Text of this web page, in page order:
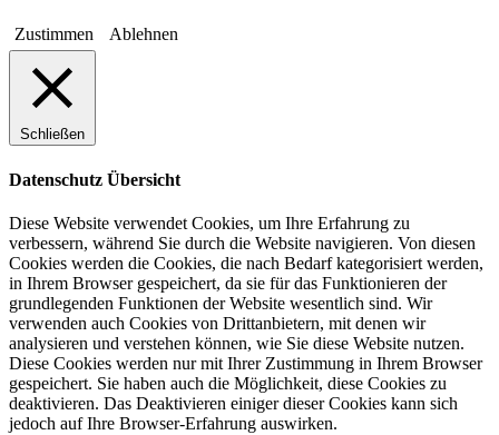
Zustimmen Ablehnen
Schließen
Datenschutz Übersicht
Diese Website verwendet Cookies, um Ihre Erfahrung zu
verbessern, während Sie durch die Website navigieren. Von diesen
Cookies werden die Cookies, die nach Bedarf kategorisiert werden,
in Ihrem Browser gespeichert, da sie für das Funktionieren der
grundlegenden Funktionen der Website wesentlich sind. Wir
verwenden auch Cookies von Drittanbietern, mit denen wir
analysieren und verstehen können, wie Sie diese Website nutzen.
Diese Cookies werden nur mit Ihrer Zustimmung in Ihrem Browser
gespeichert. Sie haben auch die Möglichkeit, diese Cookies zu
deaktivieren. Das Deaktivieren einiger dieser Cookies kann sich
jedoch auf Ihre Browser-Erfahrung auswirken.